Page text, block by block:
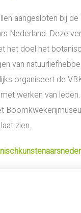
aangesloten bij
Nederland. Deze
het doel het
van
organiseert de
werken van
zien.